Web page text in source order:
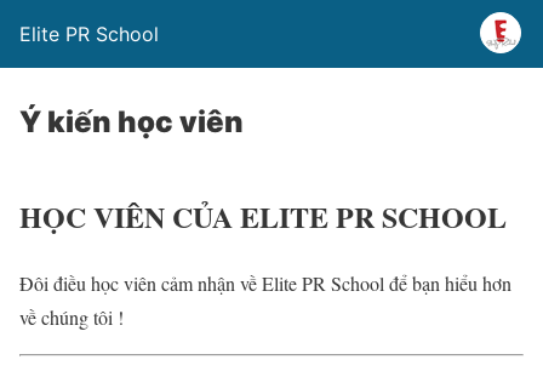
Elite PR School
Ý kiến học viên
HỌC VIÊN CỦA ELITE PR SCHOOL
Đôi điều học viên cảm nhận vềElite PR School để bạn hiểu hơn
về chúng tôi !